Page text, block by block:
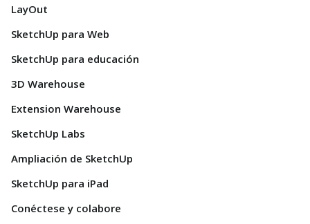
LayOut
SketchUp para Web
SketchUp para educación
3D Warehouse
Extension Warehouse
SketchUp Labs
Ampliación de SketchUp
SketchUp para iPad
Conéctese y colabore